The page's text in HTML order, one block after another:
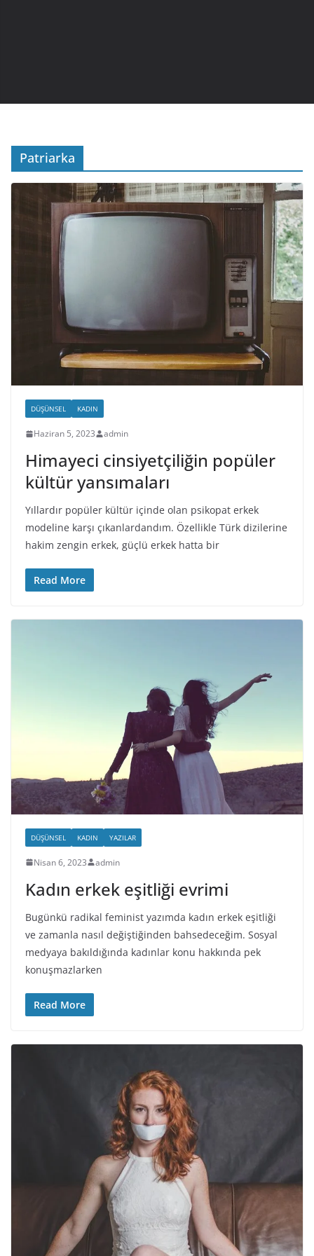
Patriarka
DÜŞÜNSEL KADIN
Haziran 5, 2023 admin
Himayeci cinsiyetçiliğin popüler
kültür yansımaları
Yıllardır popüler kültür içinde olan psikopat erkek
modeline karşı çıkanlardandım. Özellikle Türk dizilerine
hakim zengin erkek, güçlü erkek hatta bir
Read More
DÜŞÜNSEL KADIN YAZILAR
Nisan 6, 2023 admin
Kadın erkek eşitliği evrimi
Bugünkü radikal feminist yazımda kadın erkek eşitliği
ve zamanla nasıl değiştiğinden bahsedeceğim. Sosyal
medyaya bakıldığında kadınlar konu hakkında pek
konuşmazlarken
Read More